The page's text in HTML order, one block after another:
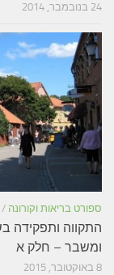
24 בנובמבר, 2014
ספורט בריאות וקורונה /
התקווה ותפקידה
ומשבר – חלק א
8 באוקטובר, 2015